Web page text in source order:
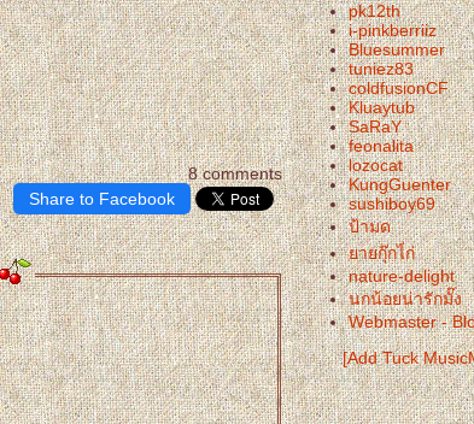
8 comments
Share to Facebook
pk12th
i-pinkberriiz
Bluesummer
tuniez83
coldfusionCF
Kluaytub
SaRaY
feonalita
lozocat
KungGuenter
sushiboy69
ป้ามด
ายกุ๊กไ่ก่
nature-delight
นกน้อยน่ารักมั๊ง
Webmaster -
[Add Tuck